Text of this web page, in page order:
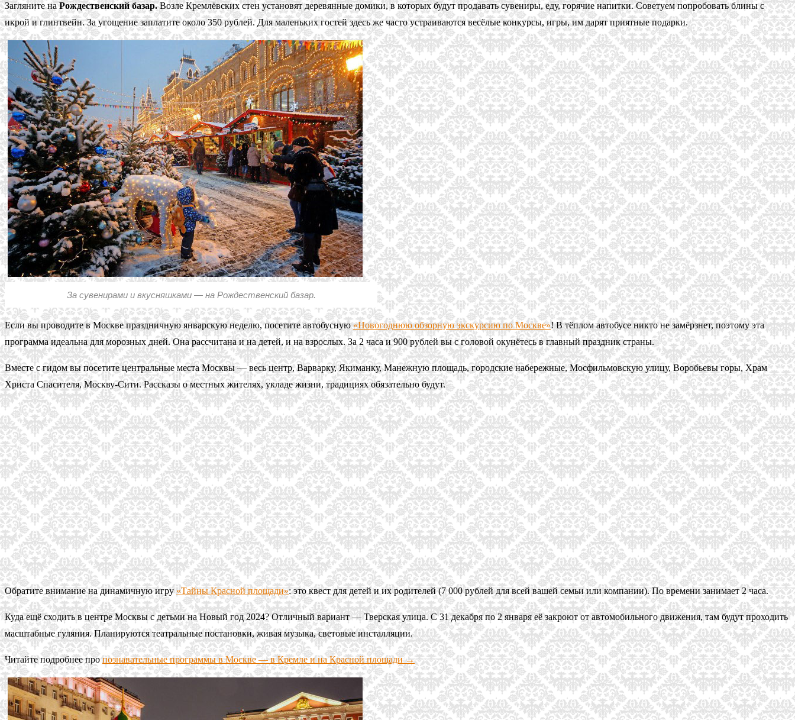
Загляните наРождественский базар.Возле Кремлёвских стен установят деревянные домики, в которых будут продавать сувениры, еду, горячие напитки. Советуем попробовать блины с
икрой и глинтвейн. За угощение заплатите около 350 рублей. Для маленьких гостей здесь же часто устраиваются весёлые конкурсы, игры, им дарят приятные подарки.
За сувенирами и вкусняшками — на Рождественский базар.
Если вы проводите в Москве праздничную январскую неделю, посетите автобусную«Новогоднюю обзорную экскурсию по Москве»! В тёплом автобусе никто не замёрзнет, поэтому эта
программа идеальна для морозных дней. Она рассчитана и на детей, и на взрослых. За 2 часа и 900 рублей вы с головой окунётесь в главный праздник страны.
Вместе с гидом вы посетите центральные места Москвы — весь центр, Варварку, Якиманку, Манежную площадь, городские набережные, Мосфильмовскую улицу, Воробьевы горы, Храм
Христа Спасителя, Москву-Сити. Рассказы о местных жителях, укладе жизни, традициях обязательно будут.
Обратите внимание на динамичную игру«Тайны Красной площади»: это квест для детей и их родителей (7 000 рублей для всей вашей семьи или компании). По времени занимает 2 часа.
Куда ещё сходить в центре Москвы с детьми на Новый год 2024? Отличный вариант — Тверская улица. С 31 декабря по 2 января её закроют от автомобильного движения, там будут проходить
масштабные гуляния. Планируются театральные постановки, живая музыка, световые инсталляции.
Читайте подробнее пропознавательные программы в Москве — в Кремле и на Красной площади →